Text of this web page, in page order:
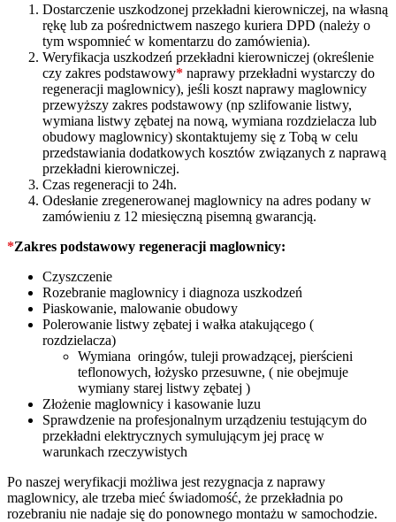
Dostarczenie uszkodzonej przekładni kierowniczej, na własną
rękę lub za pośrednictwem naszego kuriera DPD (należy o
tym wspomnieć w komentarzu do zamówienia).
Weryfikacja uszkodzeń przekładni kierowniczej (określenie
czy zakres podstawowy* naprawy przekładni wystarczy do
regeneracji maglownicy), jeśli koszt naprawy maglownicy
przewyższy zakres podstawowy (np szlifowanie listwy,
wymiana listwy zębatej na nową, wymiana rozdzielacza lub
obudowy maglownicy) skontaktujemy się z Tobą w celu
przedstawiania dodatkowych kosztów związanych z naprawą
przekładni kierowniczej.
Czas regeneracji to 24h.
Odesłanie zregenerowanej maglownicy na adres podany w
zamówieniu z 12 miesięczną pisemną gwarancją.
*Zakres podstawowy regeneracji maglownicy:
Czyszczenie
Rozebranie maglownicy i diagnoza uszkodzeń
Piaskowanie, malowanie obudowy
Polerowanie listwy zębatej i wałka atakującego (
rozdzielacza)
Wymiana oringów, tuleji prowadzącej, pierścieni
teflonowych, łożysko przesuwne, ( nie obejmuje
wymiany starej listwy zębatej )
Złożenie maglownicy i kasowanie luzu
Sprawdzenie na profesjonalnym urządzeniu testującym do
przekładni elektrycznych symulującym jej pracę w
warunkach rzeczywistych
Po naszej weryfikacji możliwa jest rezygnacja z naprawy
maglownicy, ale trzeba mieć świadomość, że przekładnia po
rozebraniu nie nadaje się do ponownego montażu w samochodzie.